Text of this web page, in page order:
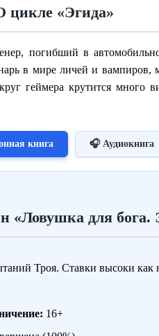
цикле «Эгида»
погибший в
в мире личей и
геймера крутится много
книга 🎧 Аудиокнига
«Ловушка для бога.
Троя. Ставки высоки как
16+